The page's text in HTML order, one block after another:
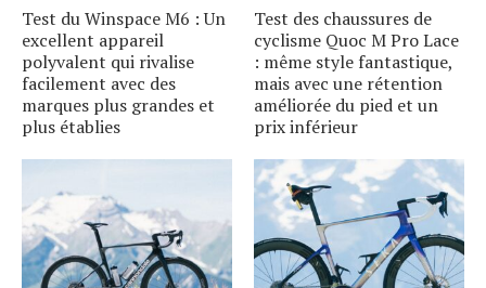
Test du Winspace M6 : Un
excellent appareil
polyvalent qui rivalise
facilement avec des
marques plus grandes et
plus établies
Test des chaussures de
cyclisme Quoc M Pro Lace
: même style fantastique,
mais avec une rétention
améliorée du pied et un
prix inférieur